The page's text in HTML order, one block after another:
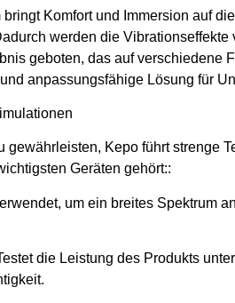
Komfort und Immersion auf
werden die
geboten, das auf verschiedene
anpassungsfähige Lösung für
gewährleisten, Kepo führt strenge
Geräten gehört::
um ein breites Spektrum
die Leistung des Produkts